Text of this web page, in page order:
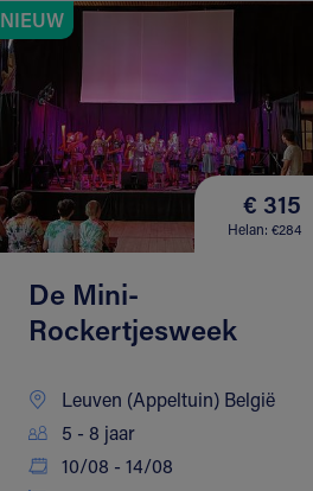
NIEUW
€ 315
Helan: €284
De Mini-
Rockertjesweek
Leuven (Appeltuin) België
5 - 8 jaar
10/08 - 14/08